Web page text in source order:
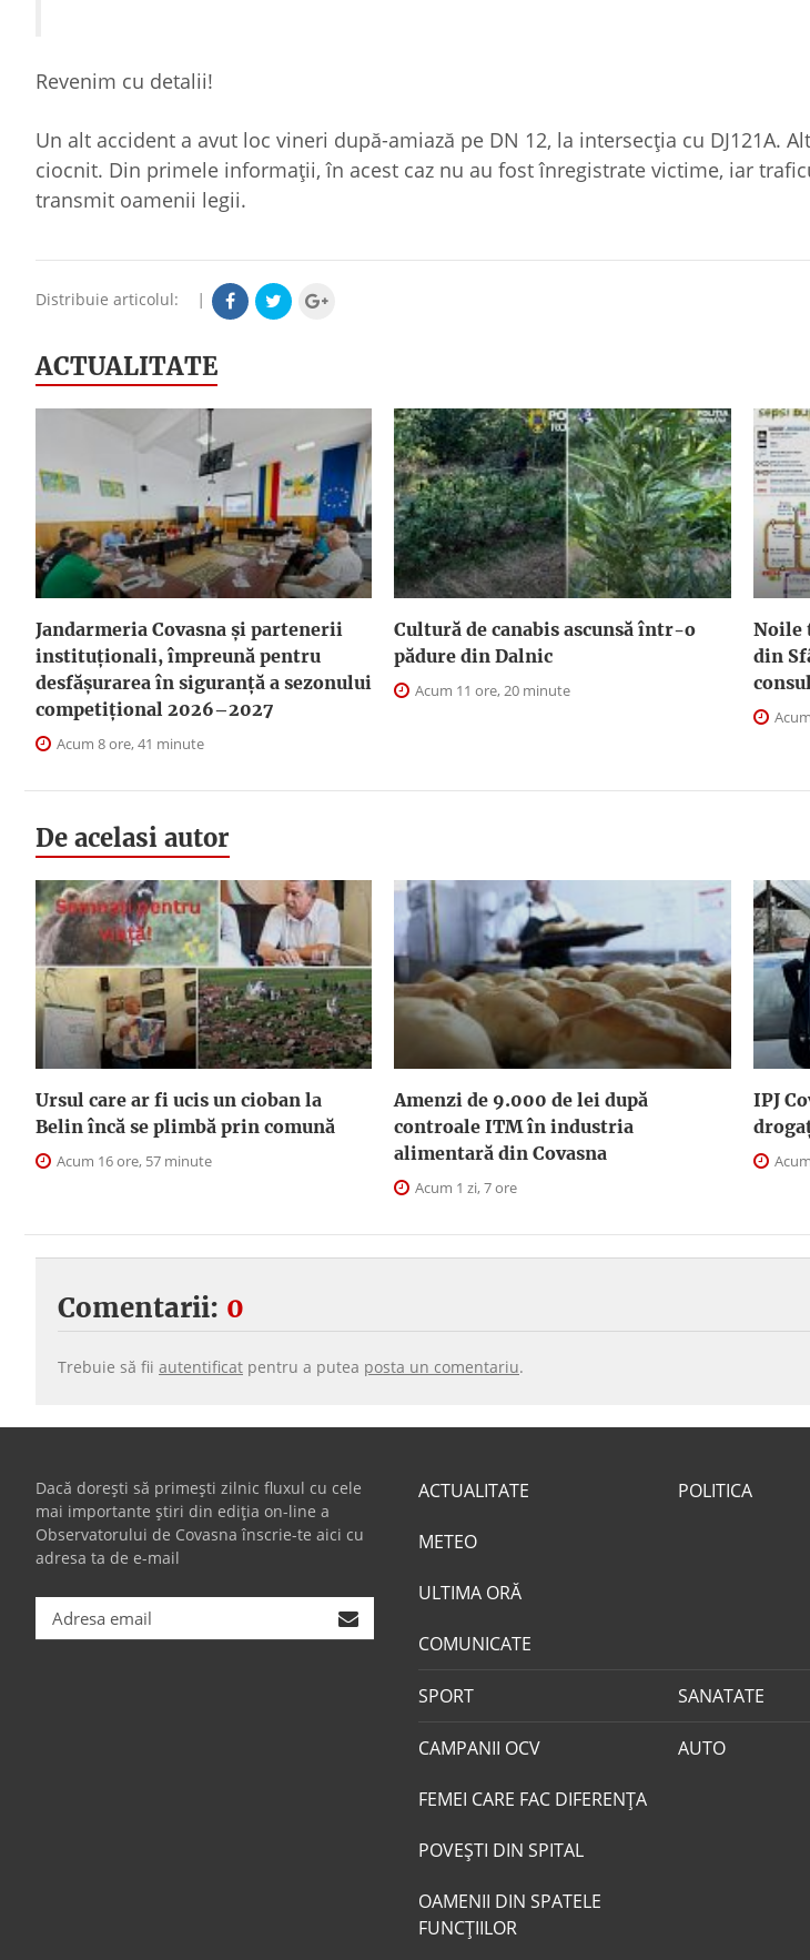
Revenim cu detalii!
Un alt accident a avut loc vineri după-amiază pe DN 12, la intersecția cu DJ121A.
ciocnit. Din primele informații, în acest caz nu au fost înregistrate victime, iar
transmit oamenii legii.
Distribuie articolul: |
ACTUALITATE
Jandarmeria Covasna și partenerii
instituționali, împreună pentru
desfășurarea în siguranță a sezonului
competițional 2026–2027
Acum 8 ore, 41 minute
Cultură de canabis ascunsă într-o
pădure din Dalnic
Acum 11 ore, 20 minute
Noile
din
De acelasi autor
Ursul care ar fi ucis un cioban la
Belin încă se plimbă prin comună
Acum 16 ore, 57 minute
Amenzi de 9.000 de lei după
controale ITM în industria
alimentară din Covasna
Acum 1 zi, 7 ore
IPJ
Comentarii: 0
Trebuie să fii autentificat pentru a putea posta un comentariu.
Dacă dorești să primești zilnic fluxul cu cele
mai importante știri din ediția on-line a
Observatorului de Covasna înscrie-te aici cu
adresa ta de e-mail
ACTUALITATE
METEO
ULTIMA ORĂ
COMUNICATE
POLITICA
SPORT SANATATE
CAMPANII OCV
FEMEI CARE FAC DIFERENȚA
POVEŞTI DIN SPITAL
OAMENII DIN SPATELE
FUNCŢIILOR
AUTO